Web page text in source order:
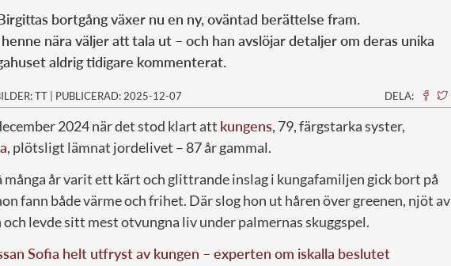
bortgång växer nu en ny, oväntad berättelse fram.
nära väljer att tala ut – och han avslöjar detaljer om deras unika
aldrig tidigare kommenterat.
TT | PUBLICERAD: 2025-12-07 DELA:
2024 när det stod klart att kungens, 79, färgstarka syster,
, plötsligt lämnat jordelivet – 87 år gammal.
många år varit ett kärt och glittrande inslag i kungafamiljen gick bort på
fann både värme och frihet. Där slog hon ut håren över greenen, njöt av
levde sitt mest otvungna liv under palmernas skuggspel.
Sofia helt utfryst av kungen – experten om iskalla beslutet